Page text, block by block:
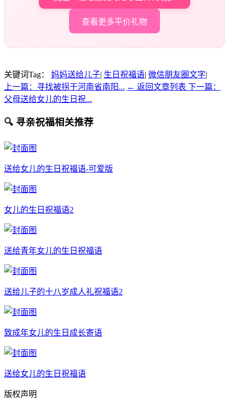
查看更多平价礼物
关键词Tag： 妈妈送给儿子| 生日祝福语| 微信朋友圈文字|
上一篇：寻找被拐于河南省南阳... ← 返回文章列表 下一篇：
父母送给女儿的生日祝...
🔍 寻亲祝福相关推荐
送给女儿的生日祝福语-可爱版
女儿的生日祝福语2
送给青年女儿的生日祝福语
送给儿子的十八岁成人礼祝福语2
致成年女儿的生日成长寄语
送给女儿的生日祝福语
版权声明